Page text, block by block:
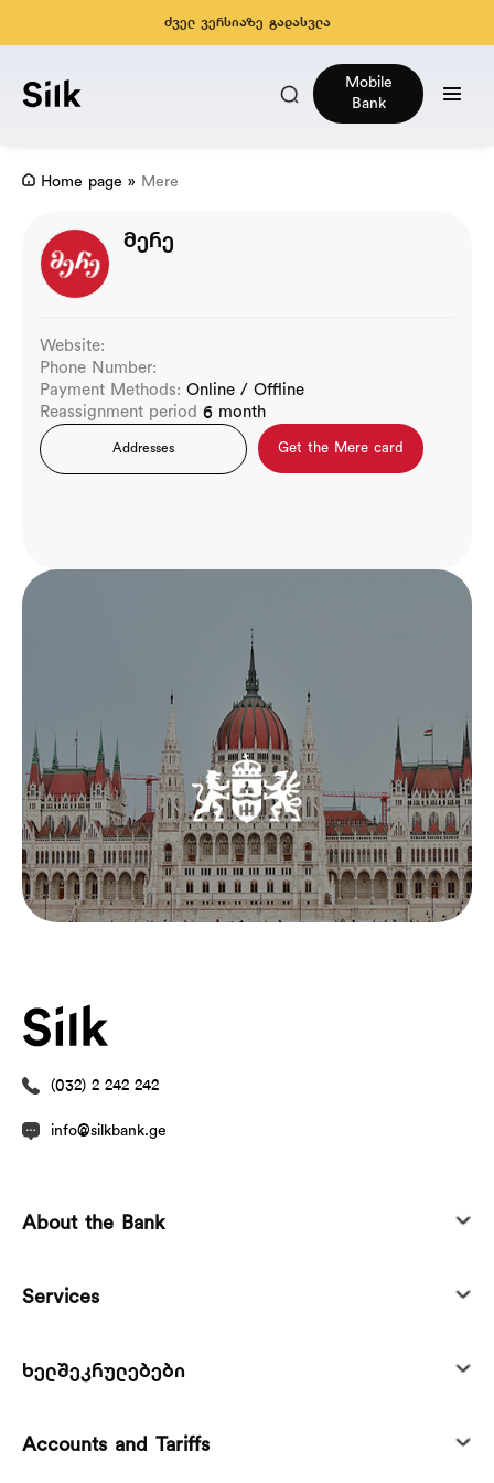
ძველ ვერსიაზე გადასვლა
Mobile
Bank
Home page » Mere
მერე
Website:
Phone Number:
Payment Methods: Online / Offline
Reassignment period 6 month
Addresses Get the Mere card
(032) 2 242 242
info@silkbank.ge
About the Bank
Services
ხელშეკრულებები
Accounts and Tariffs